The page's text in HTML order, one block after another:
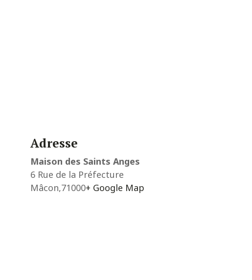
Adresse
Maison des Saints Anges
6 Rue de la Préfecture
Mâcon,71000+ Google Map